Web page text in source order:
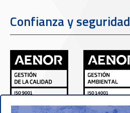
Confianza y seguridad